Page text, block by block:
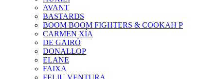
AVANT
BASTARDS
BOOM BOOM FIGHTERS & COOKAH P
CARMEN XÍA
DE GAIRÓ
DONALLOP
ELANE
FAIXA
FELIU VENTURA